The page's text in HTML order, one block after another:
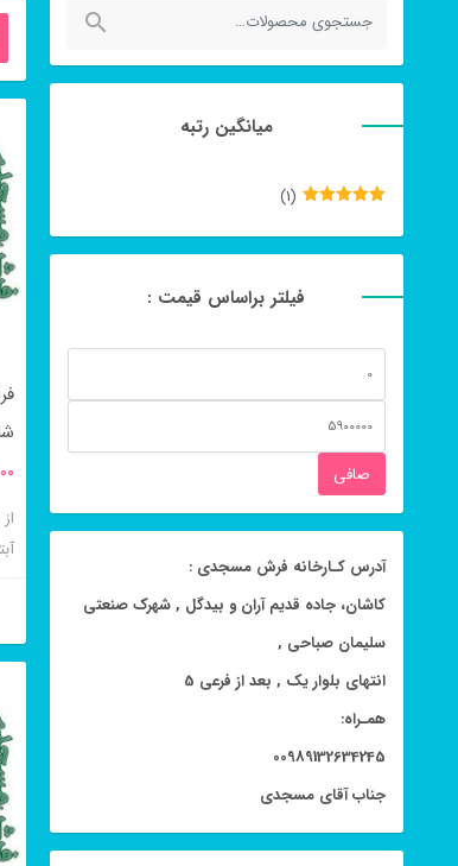
جستجو
میانگین رتبه
(1)
فیلتر براساس قیمت :
قیمت
قيمت
صافی
آدرس کـارخانه فرش مسجدی :
کاشان، جاده قدیم آران و بیدگل , شهرک صنعتی
سلیمان صباحی ,
انتهای بلوار یک , بعد از فرعی 5
همـراه:
00989132634245
جناب آقای مسجدی
این
می